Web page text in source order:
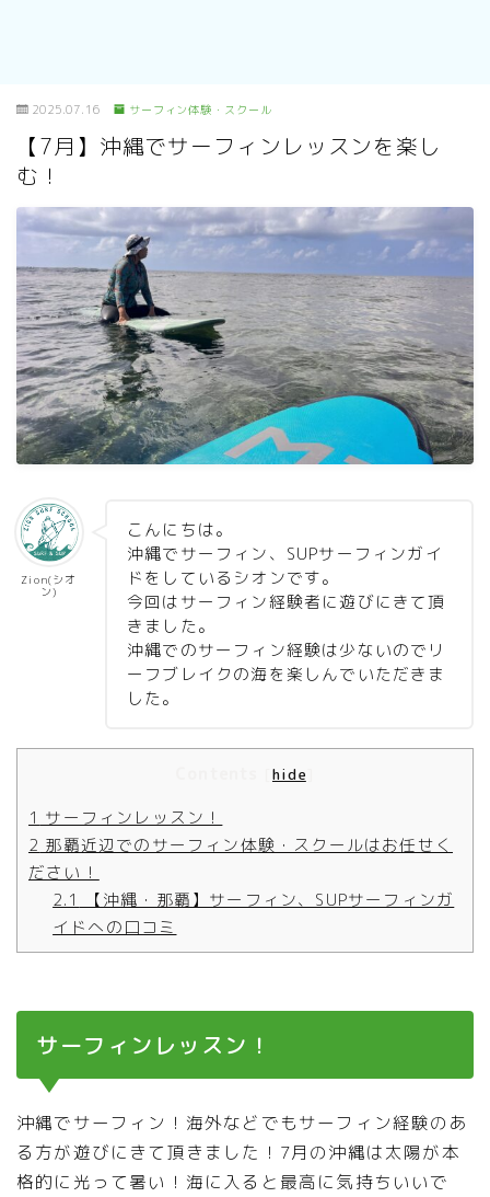
2025.07.16 サーフィン体験・スクール
【7月】沖縄でサーフィンレッスンを楽し
む！
Zion(シオ
ン)
こんにちは。
沖縄でサーフィン、SUPサーフィンガイ
ドをしているシオンです。
今回はサーフィン経験者に遊びにきて頂
きました。
沖縄でのサーフィン経験は少ないのでリ
ーフブレイクの海を楽しんでいただきま
した。
hide
1 サーフィンレッスン！
2 那覇近辺でのサーフィン体験・スクールはお任せく
ださい！
2.1
【沖縄・那覇】サーフィン、SUPサーフィンガ
イドへの口コミ
サーフィンレッスン！
沖縄でサーフィン！海外などでもサーフィン経験のあ
る方が遊びにきて頂きました！7月の沖縄は太陽が本
格的に光って暑い！海に入ると最高に気持ちいいで